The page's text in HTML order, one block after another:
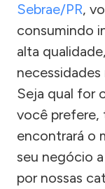
Sebrae/PR,
consumindo
alta
Seja qual for
você prefere,
encontrará o
seu negócio
por nossas